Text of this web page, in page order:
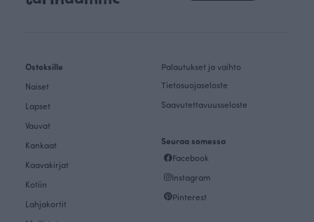
Ostoksille
Naiset
Lapset
Vauvat
Kankaat
Kaavakirjat
Kotiin
Lahjakortit
Palautukset ja vaihto
Tietosuojaseloste
Saavutettavuusseloste
Seuraa somessa
Facebook
Instagram
Pinterest